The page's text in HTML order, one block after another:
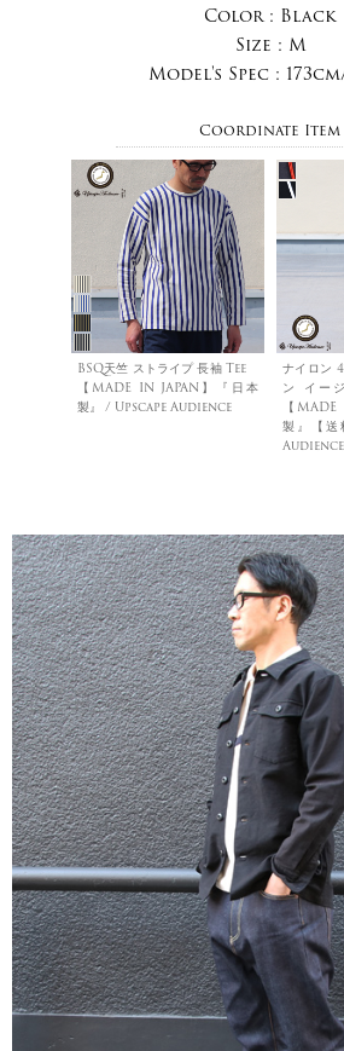
Color : Black
Size : M
Model's Spec :
Coordinate Item
BSQ天竺 ストライプ 長袖 Tee
【MADE IN JAPAN】『日本
製』 / Upscape Audience
ナイロン
ン イー
【
製』【
Audience